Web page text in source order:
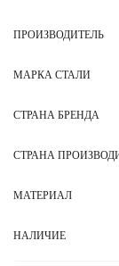
ПРОИЗВОДИТЕЛЬ
МАРКА СТАЛИ
СТРАНА БРЕНДА
СТРАНА
МАТЕРИАЛ
НАЛИЧИЕ